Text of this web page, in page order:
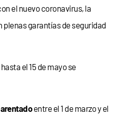
el nuevo coronavirus, la
plenas garantías de seguridad
el 15 de mayo se
entre el 1 de marzo y el